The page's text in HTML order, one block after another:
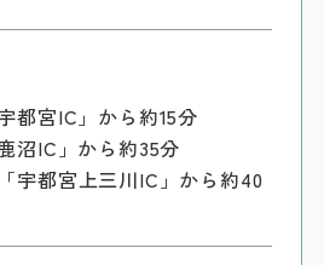
都宮IC」から約15分
沼IC」から約35分
宇都宮上三川IC」から約40